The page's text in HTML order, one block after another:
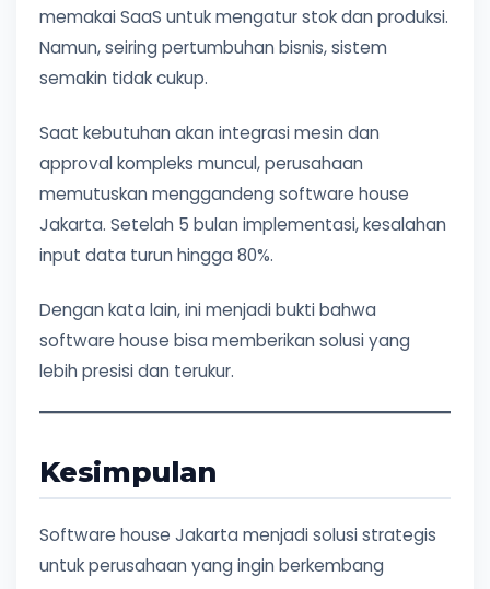
memakai SaaS untuk mengatur stok dan produksi.
Namun, seiring pertumbuhan bisnis, sistem
semakin tidak cukup.
Saat kebutuhan akan integrasi mesin dan
approval kompleks muncul, perusahaan
memutuskan menggandeng software house
Jakarta. Setelah 5 bulan implementasi, kesalahan
input data turun hingga 80%.
Dengan kata lain, ini menjadi bukti bahwa
software house bisa memberikan solusi yang
lebih presisi dan terukur.
Kesimpulan
Software house Jakarta menjadi solusi strategis
untuk perusahaan yang ingin berkembang